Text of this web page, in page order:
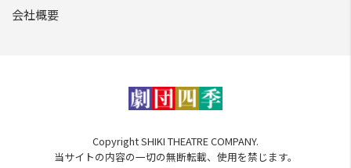
会社概要
Copyright SHIKI THEATRE COMPANY.
当サイトの内容の一切の無断転載、使用を禁じます。